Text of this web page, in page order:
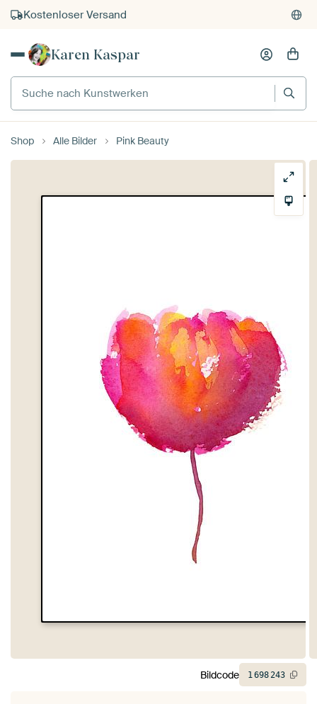
Kostenloser Versand
Kauf auf Rechnung
Karen Kaspar
Suche nach Kunstwerken
Shop Alle Bilder Pink Beauty
Bildcode 1698243